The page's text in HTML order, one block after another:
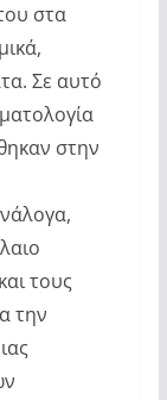
στα
Σε αυτό
στην
τους
την